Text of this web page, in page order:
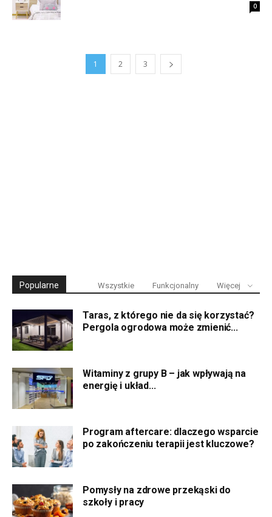
0
1 2 3
Popularne Wszystkie Funkcjonalny Więcej
Taras, z którego nie da się korzystać?
Pergola ogrodowa może zmienić...
Witaminy z grupy B – jak wpływają na
energię i układ...
Program aftercare: dlaczego wsparcie
po zakończeniu terapii jest kluczowe?
Pomysły na zdrowe przekąski do
szkoły i pracy